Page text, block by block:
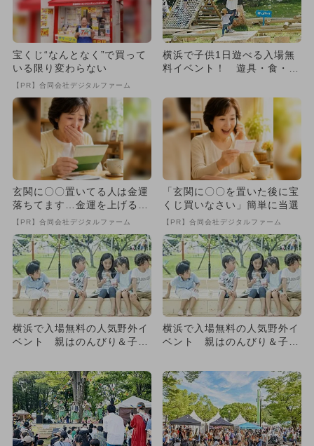
宝くじ“なんとなく”で買って
いる限り変わらない
【PR】合同会社デジタルファーム
横浜で子供1日遊べる入場無
料イベント！ 遊具・食・体
玄関に〇〇置いてる人は金運
落ちてます…金運を上げる方
法とは
【PR】合同会社デジタルファーム
「玄関に〇〇を置いた後に宝
くじ買いなさい」簡単に当選
【PR】合同会社デジタルファーム
横浜で入場無料の人気野外イ
ベント 親はのんびり＆子供
横浜で入場無料の人気野外イ
ベント 親はのんびり＆子供